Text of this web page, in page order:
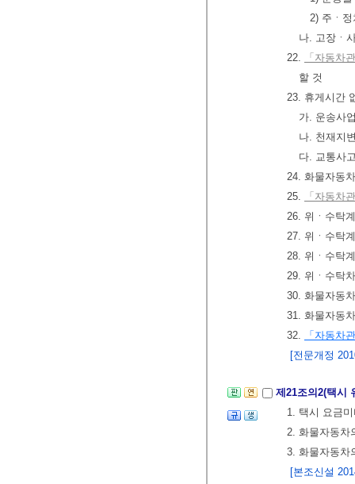
2) 주ㆍ
나. 고장ㆍ
22.
「자동차
할 것
23. 휴게시간
가. 운송사
나. 천재지
다. 교통사
24. 화물자동
25.
「자동차
26. 위ㆍ수탁
27. 위ㆍ수탁
28. 위ㆍ수탁
29. 위ㆍ수탁
30. 화물자동
31. 화물자동
32.
「자동차
[전문개정
제21조의2(택시
1. 택시 요금
2. 화물자동차
3. 화물자동차
[본조신설